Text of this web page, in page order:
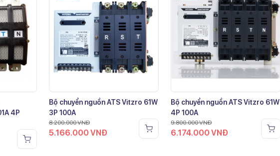
4P
Bộ chuyển nguồn ATS Vitzro 61W
3P 100A
8.200.000VNĐ
5.166.000 VNĐ
Bộ chuyển nguồn ATS Vitzro 61W
4P 100A
9.800.000VNĐ
6.174.000VNĐ